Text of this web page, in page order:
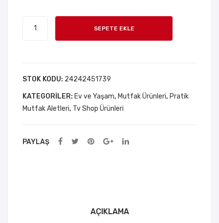
m
ss
adet
SEPETE EKLE
STOK KODU: 24242451739
KATEGORILER: Ev ve Yaşam, Mutfak Ürünleri, Pratik
Mutfak Aletleri, Tv Shop Ürünleri
PAYLAŞ
AÇIKLAMA